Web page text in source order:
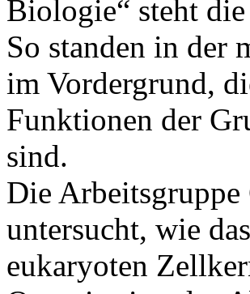
Biologie“ steht
So standen in der
im Vordergrund,
Funktionen der
sind.
Die
untersucht, wie
eukaryoten